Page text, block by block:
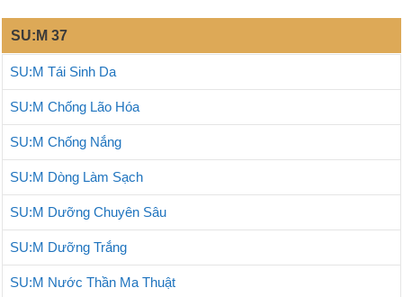
SU:M 37
SU:M Tái Sinh Da
SU:M Chống Lão Hóa
SU:M Chống Nắng
SU:M Dòng Làm Sạch
SU:M Dưỡng Chuyên Sâu
SU:M Dưỡng Trắng
SU:M Nước Thần Ma Thuật